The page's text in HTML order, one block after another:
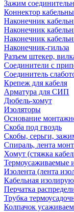
Зажим
Коннектор
Наконечник
Наконечник
Наконечник
Наконечник-гильза
Разъем штекер,
Соединители с
Соединитель
Крепеж для кабеля
Арматура для СИП
Дюбель-хомут
Изоляторы
Основание
Скоба под гвоздь
Скобы, серьги,
Спираль, лента
Хомут (стяжка
Термоусаживаемые
Изолента (лента
Кабельная
Перчатка
Трубка
Колпачок